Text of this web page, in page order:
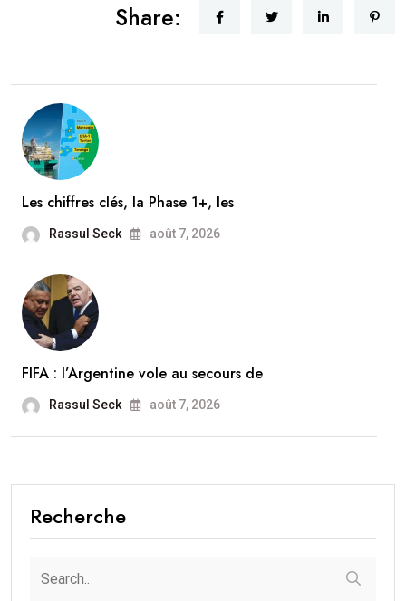
Share:
Les chiffres clés, la Phase 1+, les
Rassul Seck août 7, 2026
FIFA : l’Argentine vole au secours de
Rassul Seck août 7, 2026
Recherche